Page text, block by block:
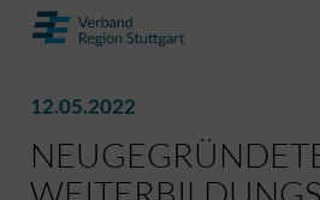
12.05.2022